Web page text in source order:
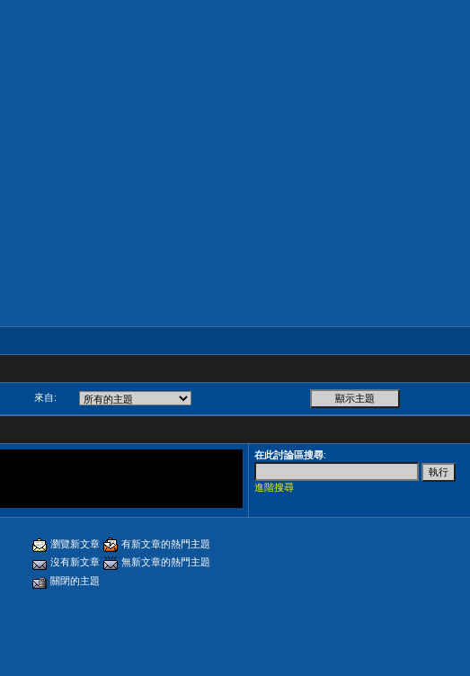
來自:
在此討論區搜尋:
進階搜尋
瀏覽新文章
有新文章的熱門主題
沒有新文章
無新文章的熱門主題
關閉的主題